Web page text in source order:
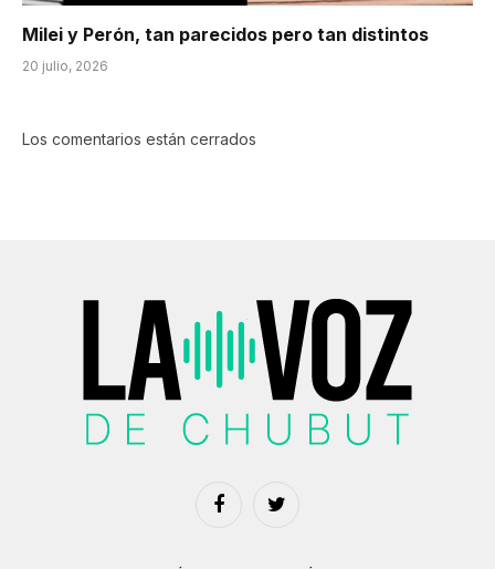
Milei y Perón, tan parecidos pero tan distintos
20 julio, 2026
Los comentarios están cerrados
FacebookTwitter